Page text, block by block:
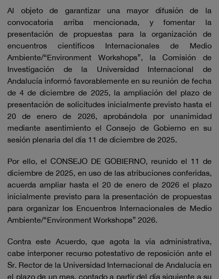
Al objeto de garantizar una mayor difusión de la
convocatoria arriba mencionada, y fomentar la
presentación de propuestas para la organización de
encuentros científicos Internacionales de Medio
Ambiente/“Environment Workshops”, la Comisión de
Investigación de la Universidad Internacional de
Andalucía informó favorablemente en su reunión de fecha
de 4 de diciembre de 2025, la ampliación del plazo de
presentación de solicitudes inicialmente previsto hasta el
20 de enero de 2026, aprobándola por unanimidad
mediante asentimiento el Consejo de Gobierno en su
sesión plenaria del día 11 de diciembre de 2025.
Por ello, el CONSEJO DE GOBIERNO, reunido el 11 de
diciembre de 2025, en uso de las atribuciones conferidas,
acuerda ampliar hasta el 20 de enero de 2026 el plazo
inicialmente previsto para la presentación de propuestas
para organizar los Encuentros Internacionales de Medio
Ambiente/“Environment Workshops” 2026.
Contra este Acuerdo, que agota la vía administrativa,
cabe interponer recurso potestativo de reposición ante el
Sr. Rector de la Universidad Internacional de Andalucía en
el plazo de un mes, contado a partir del día siguiente a su